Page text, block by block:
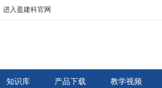
进入盈建科官网
知识库 产品下载 教学视频